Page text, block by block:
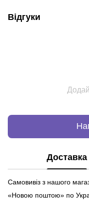
Відгуки
Доставка
Самовивіз з нашого
«Новою поштою» по